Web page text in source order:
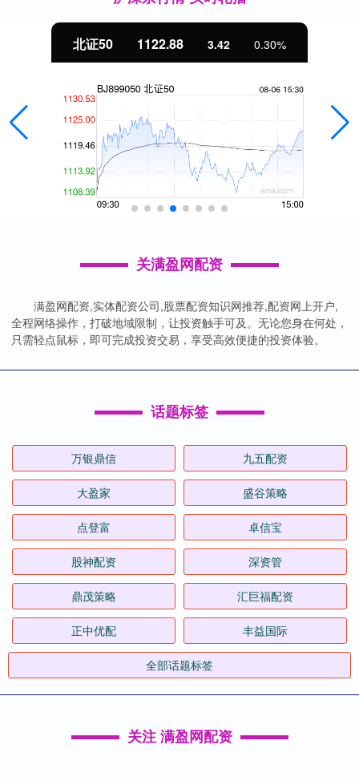
北证50 1122.88 3.42 0.30%
关满盈网配资
满盈网配资,实体配资公司,股票配资知识网推荐,配资网上开户,
全程网络操作，打破地域限制，让投资触手可及。无论您身在何处，
只需轻点鼠标，即可完成投资交易，享受高效便捷的投资体验。
话题标签
万银鼎信 九五配资
大盈家 盛谷策略
点登富 卓信宝
股神配资 深资管
鼎茂策略 汇巨福配资
正中优配 丰益国际
全部话题标签
关注 满盈网配资